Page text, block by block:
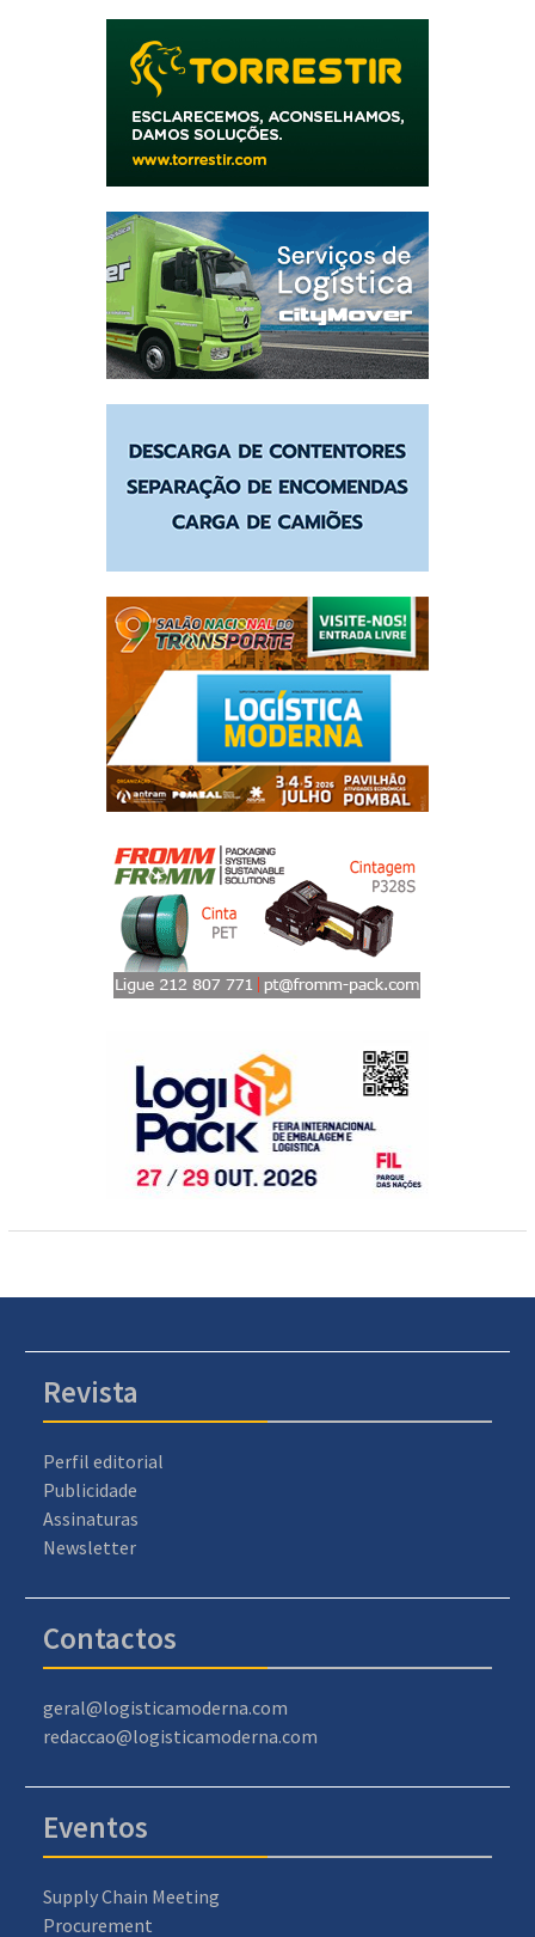
Revista
Perfil editorial
Publicidade
Assinaturas
Newsletter
Contactos
geral@logisticamoderna.com
redaccao@logisticamoderna.com
Eventos
Supply Chain Meeting
Procurement